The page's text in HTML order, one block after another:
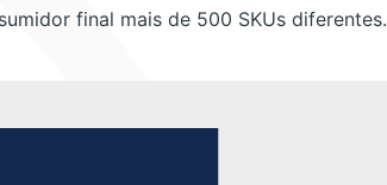
final mais de 500 SKUs diferentes.